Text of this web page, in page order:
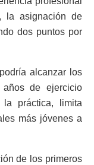
la asignación de
dos puntos por
alcanzar los
de ejercicio
práctica, limita
más jóvenes a
de los primeros